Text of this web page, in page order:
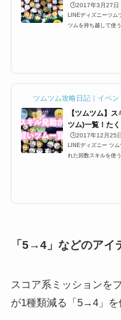
🕒️2017年3月27日
LINEディズニーツム
ツムを持ち越して使
ツムツム攻略日記｜イベ
【ツムツム】
ツム)一覧！た
🕒️2017年12月25日
LINEディズニー ツ
れた回数スキルを使
「5→4」などのアイ
スコア系ミッションを
が1種類減る
「5→4」